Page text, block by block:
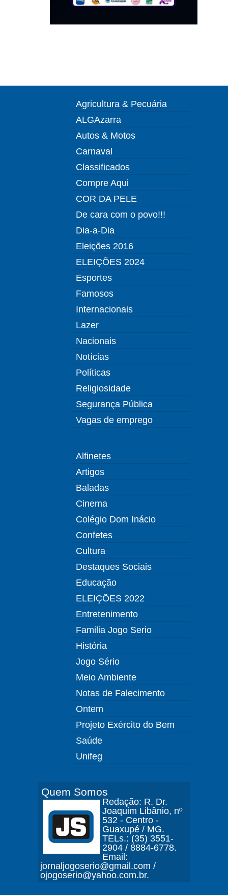
Agricultura & Pecuária
ALGAzarra
Autos & Motos
Carnaval
Classificados
Compre Aqui
COR DA PELE
De cara com o povo!!!
Dia-a-Dia
Eleições 2016
ELEIÇÕES 2024
Esportes
Famosos
Internacionais
Lazer
Nacionais
Notícias
Políticas
Religiosidade
Segurança Pública
Vagas de emprego
Alfinetes
Artigos
Baladas
Cinema
Colégio Dom Inácio
Confetes
Cultura
Destaques Sociais
Educação
ELEIÇÕES 2022
Entretenimento
Familia Jogo Serio
História
Jogo Sério
Meio Ambiente
Notas de Falecimento
Ontem
Projeto Exército do Bem
Saúde
Unifeg
Quem Somos
Redação: R. Dr.
Joaquim Libânio, nº
532 - Centro -
Guaxupé / MG.
TELs.: (35) 3551-
2904 / 8884-6778.
Email:
jornaljogoserio@gmail.com /
ojogoserio@yahoo.com.br.